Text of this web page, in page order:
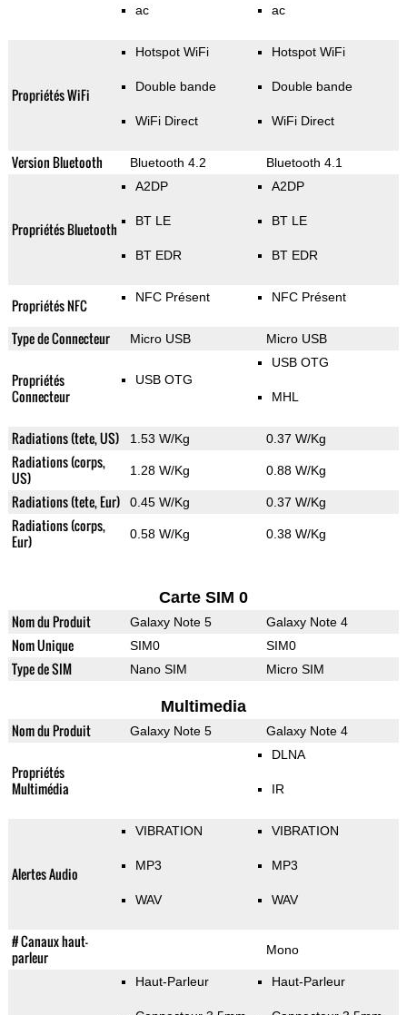
ac ac
Propriétés WiFi
Hotspot WiFi
Double bande
WiFi Direct
Hotspot WiFi
Double bande
WiFi Direct
Version Bluetooth Bluetooth 4.2 Bluetooth 4.1
Propriétés Bluetooth
A2DP
BT LE
BT EDR
A2DP
BT LE
BT EDR
Propriétés NFC NFC Présent NFC Présent
Type de Connecteur Micro USB Micro USB
Propriétés
Connecteur
USB OTG
USB OTG
MHL
Radiations (tete, US) 1.53 W/Kg 0.37 W/Kg
Radiations (corps,
US)
1.28 W/Kg 0.88 W/Kg
Radiations (tete, Eur) 0.45 W/Kg 0.37 W/Kg
Radiations (corps,
Eur)
0.58 W/Kg 0.38 W/Kg
Carte SIM 0
Nom du Produit Galaxy Note 5 Galaxy Note 4
Nom Unique SIM0 SIM0
Type de SIM Nano SIM Micro SIM
Multimedia
Nom du Produit Galaxy Note 5 Galaxy Note 4
Propriétés
Multimédia
DLNA
IR
Alertes Audio
VIBRATION
MP3
WAV
VIBRATION
MP3
WAV
# Canaux haut-
parleur
Mono
Haut-Parleur Haut-Parleur